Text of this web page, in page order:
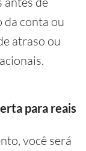
da conta ou
atraso ou
para reais
você será